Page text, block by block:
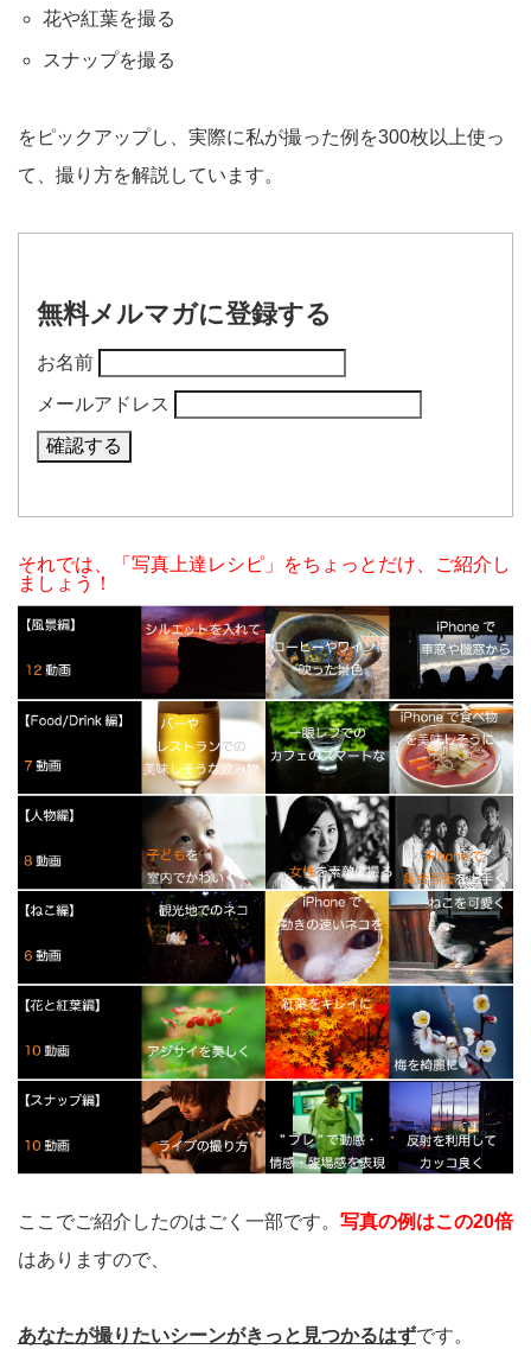
花や紅葉を撮る
スナップを撮る
をピックアップし、実際に私が撮った例を300枚以上使っ
て、撮り方を解説しています。
無料メルマガに登録する
お名前
メールアドレス
それでは、「写真上達レシピ」をちょっとだけ、ご紹介し
ましょう！
ここでご紹介したのはごく一部です。 写真の例はこの20倍
はありますので、
あなたが撮りたいシーンがきっと見つかるはずです。